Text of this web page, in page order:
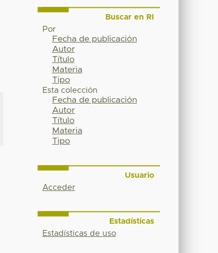
Buscar en RI
Por
Fecha de publicación
Autor
Título
Materia
Tipo
Esta colección
Fecha de publicación
Autor
Título
Materia
Tipo
Usuario
Acceder
Estadísticas
Estadísticas de uso